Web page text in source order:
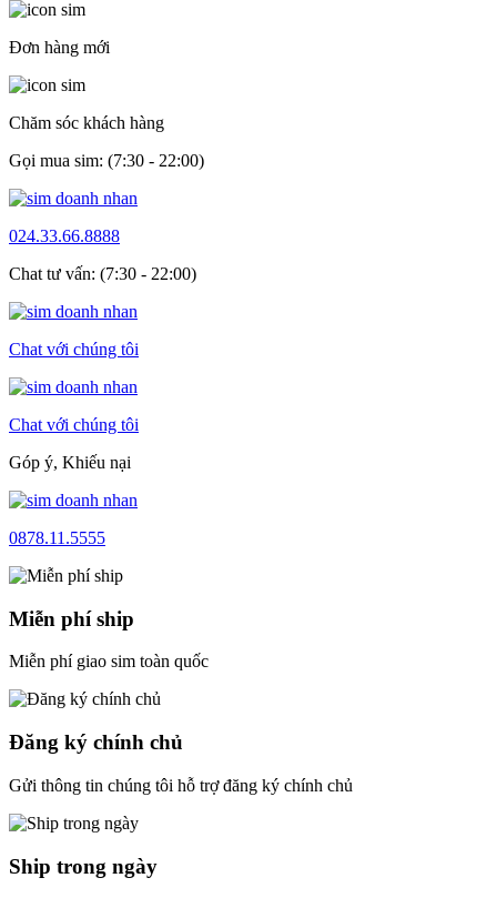
Đơn hàng mới
Chăm sóc khách hàng
Gọi mua sim: (7:30 - 22:00)
024.33.66.8888
Chat tư vấn: (7:30 - 22:00)
Chat với chúng tôi
Chat với chúng tôi
Góp ý, Khiếu nại
0878.11.5555
Miễn phí ship
Miễn phí giao sim toàn quốc
Đăng ký chính chủ
Gửi thông tin chúng tôi hỗ trợ đăng ký chính chủ
Ship trong ngày